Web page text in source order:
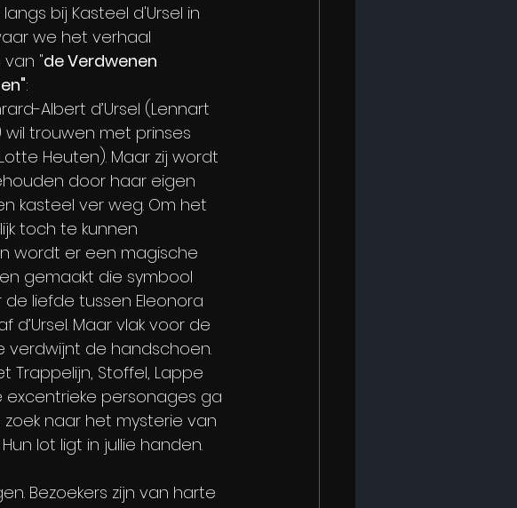
bij Kasteel d'Ursel in
we het verhaal
van "de Verdwenen
:
Albert d’Ursel (Lennart
wil trouwen met prinses
Heuten). Maar zij wordt
door haar eigen
kasteel ver weg. Om het
toch te kunnen
wordt er een magische
gemaakt die symbool
liefde tussen Eleonora
d’Ursel. Maar vlak voor de
verdwijnt de handschoen.
Trappelijn, Stoffel, Lappe
excentrieke personages ga
naar het mysterie van
lot ligt in jullie handen.
Bezoekers zijn van harte